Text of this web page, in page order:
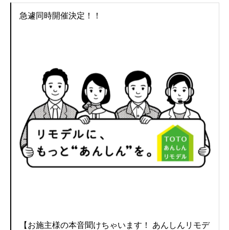
急遽同時開催決定！！
【お施主様の本音聞けちゃいます！ あんしんリモデ